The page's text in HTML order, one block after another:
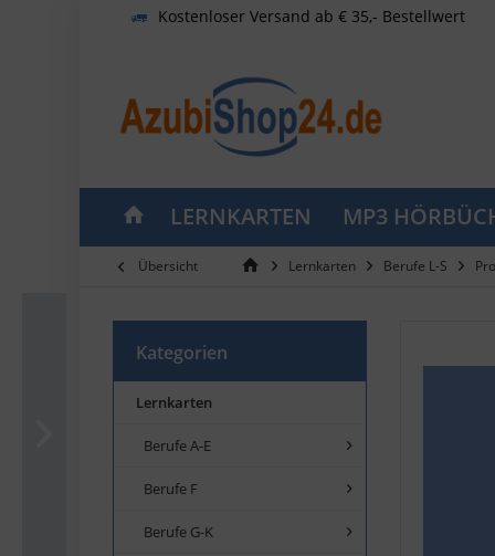
Kostenloser Versand ab € 35,- Bestellwert
LERNKARTEN MP3
Übersicht Lernkarten Berufe L-S
Kategorien
Lernkarten
Berufe A-E
Berufe F
Berufe G-K